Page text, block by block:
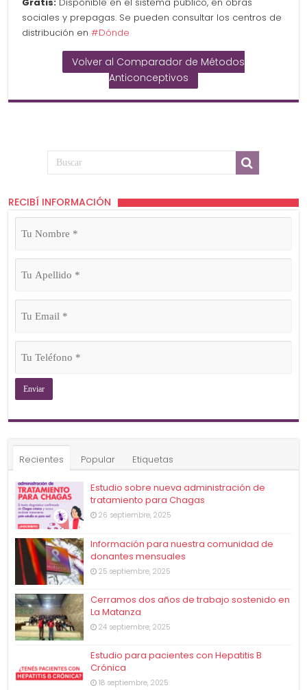
Gratis: Disponible en el sistema público, en obras
sociales y prepagas. Se pueden consultar los centros de
distribución en#Dónde
Volver al Comparador de Métodos
Anticonceptivos
RECIBÍ INFORMACIÓN
Nombre
Apellido
Email
Teléfono
Recientes Popular Etiquetas
Estudio sobre nueva administración de
tratamiento para Chagas
26 septiembre, 2025
Información para nuestra comunidad de
donantes mensuales
25 septiembre, 2025
Cerramos dos años de trabajo sostenido en
La Matanza
24 septiembre, 2025
Estudio para pacientes con Hepatitis B
Crónica
18 septiembre, 2025